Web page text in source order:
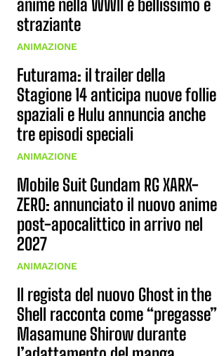
anime nella WWII è bellissimo e
straziante
ANIMAZIONE
Futurama: il trailer della
Stagione 14 anticipa nuove follie
spaziali e Hulu annuncia anche
tre episodi speciali
ANIMAZIONE
Mobile Suit Gundam RG XARX-
ZERO: annunciato il nuovo anime
post-apocalittico in arrivo nel
2027
ANIMAZIONE
Il regista del nuovo Ghost in the
Shell racconta come “pregasse”
Masamune Shirow durante